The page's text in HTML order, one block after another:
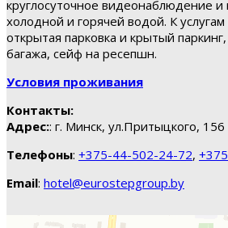
круглосуточное видеонаблюдение и
холодной и горячей водой. К услугам
открытая парковка и крытый
багажа, сейф на ресепшн.
Условия проживания
Контакты:
Адрес:: г. Минск, ул.Притыцкого, 156
Телефоны: +375-44-502-24-72,
Email: hotel@eurostepgroup.by